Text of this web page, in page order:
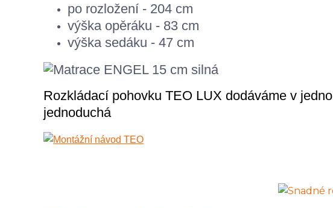
po rozložení - 204 cm
výška opěráku - 83 cm
výška sedáku - 47 cm
Rozkládací pohovku TEO LUX dodáváme v
jednoduchá